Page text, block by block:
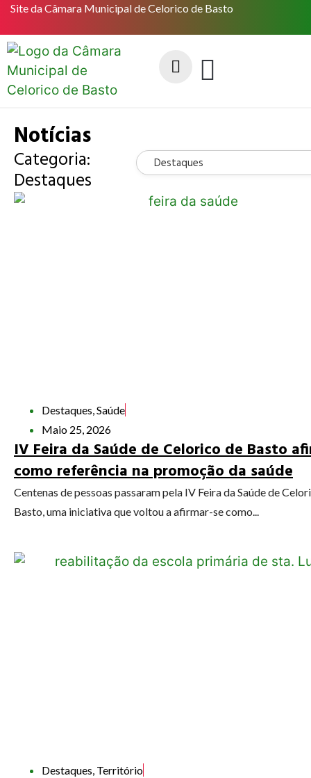
Site da Câmara Municipal de Celorico de Basto
Notícias
Categoria:
Destaques
Destaques
Destaques,Saúde
Maio 25, 2026
IV Feira da Saúde de Celorico de Basto
como referência na promoção da saúde
Centenas de pessoas passaram pela IV Feira da Saúde de
Basto, uma iniciativa que voltou a afirmar-se como...
Destaques, Território